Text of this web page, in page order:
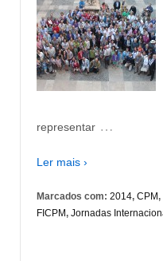
representar …
Ler mais ›
Marcados com: 2014, CPM,
FICPM, Jornadas